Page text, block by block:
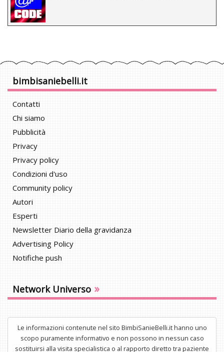
bimbisaniebelli.it
Contatti
Chi siamo
Pubblicità
Privacy
Privacy policy
Condizioni d'uso
Community policy
Autori
Esperti
Newsletter Diario della gravidanza
Advertising Policy
Notifiche push
Network Universo »
Le informazioni contenute nel sito BimbiSanieBelli.it hanno uno
scopo puramente informativo e non possono in nessun caso
sostituirsi alla visita specialistica o al rapporto diretto tra paziente